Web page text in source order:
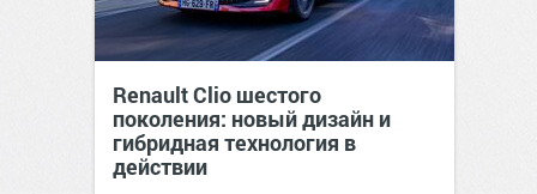
Renault Clio шестого
поколения: новый дизайн и
гибридная технология в
действии